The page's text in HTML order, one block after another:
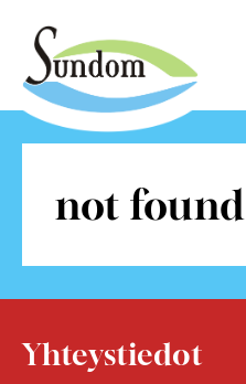
not found
Yhteystiedot